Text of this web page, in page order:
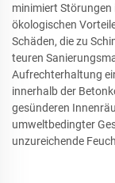
minimiert Störungen
ökologischen
Schäden, die zu
teuren
Aufrechterhaltung
innerhalb der
gesünderen
umweltbedingter
unzureichende